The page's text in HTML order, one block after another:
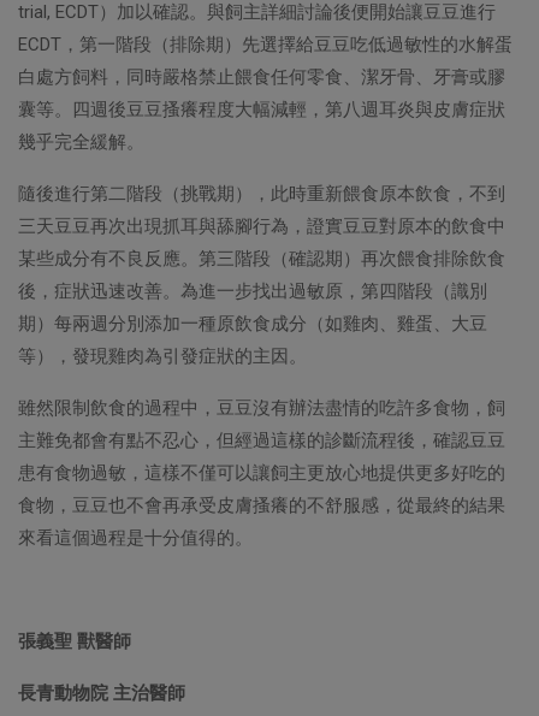
trial, ECDT）加以確認。與飼主詳細討論後便開始讓豆豆進行
ECDT，第一階段（排除期）先選擇給豆豆吃低過敏性的水解蛋
白處方飼料，同時嚴格禁止餵食任何零食、潔牙骨、牙膏或膠
囊等。四週後豆豆搔癢程度大幅減輕，第八週耳炎與皮膚症狀
幾乎完全緩解。
隨後進行第二階段（挑戰期），此時重新餵食原本飲食，不到
三天豆豆再次出現抓耳與舔腳行為，證實豆豆對原本的飲食中
某些成分有不良反應。第三階段（確認期）再次餵食排除飲食
後，症狀迅速改善。為進一步找出過敏原，第四階段（識別
期）每兩週分別添加一種原飲食成分（如雞肉、雞蛋、大豆
等），發現雞肉為引發症狀的主因。
雖然限制飲食的過程中，豆豆沒有辦法盡情的吃許多食物，飼
主難免都會有點不忍心，但經過這樣的診斷流程後，確認豆豆
患有食物過敏，這樣不僅可以讓飼主更放心地提供更多好吃的
食物，豆豆也不會再承受皮膚搔癢的不舒服感，從最終的結果
來看這個過程是十分值得的。
張義聖 獸醫師
長青動物院 主治醫師